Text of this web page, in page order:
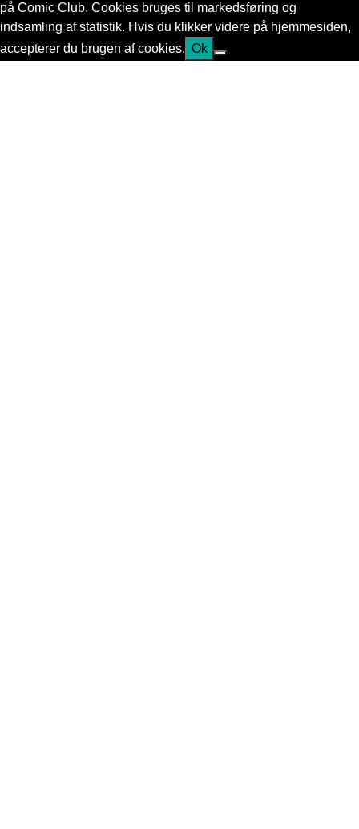
på Comic Club. Cookies bruges til markedsføring og
indsamling af statistik. Hvis du klikker videre på hjemmesiden,
accepterer du brugen af cookies. Ok